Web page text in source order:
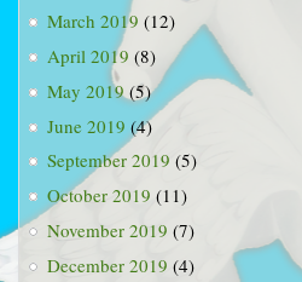
March 2019 (12)
April 2019 (8)
May 2019(5)
June 2019 (4)
September 2019 (5)
October 2019 (11)
November 2019 (7)
December 2019 (4)